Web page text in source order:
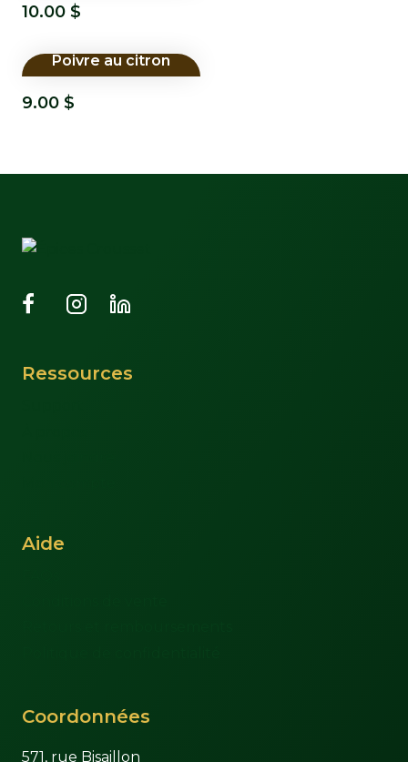
10.00 $
Poivre au citron
9.00 $
Ressources
Aide
Coordonnées
571, rue Bisaillon